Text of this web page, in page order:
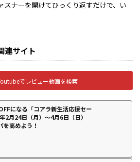
スナーを開けてひっくり返すだけで、い
連サイト
でレビュー動画を検索
になる「コアラ新生活応援セー
2月24日（月）～4月6日（日）
を高めよう！